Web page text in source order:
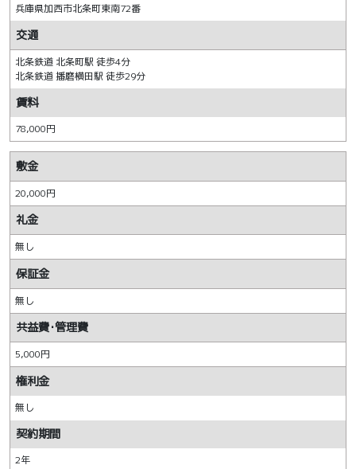
兵庫県加西市北条町東南72番
交通
北条鉄道 北条町駅 徒歩4分
北条鉄道 播磨横田駅 徒歩29分
賃料
78,000円
敷金
20,000円
礼金
無し
保証金
無し
共益費･管理費
5,000円
権利金
無し
契約期間
2年